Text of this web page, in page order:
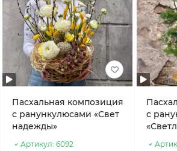
Пасхальная композиция
с ранункулюсами «Свет
надежды»
Артикул: 6092
с